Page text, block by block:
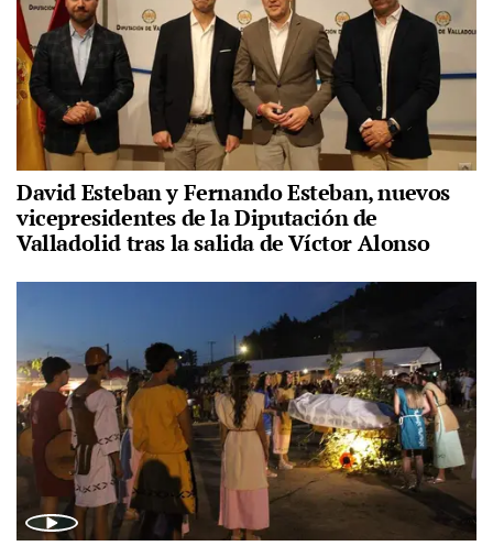
David Esteban y Fernando Esteban, nuevos
vicepresidentes de la Diputación de
Valladolid tras la salida de Víctor Alonso